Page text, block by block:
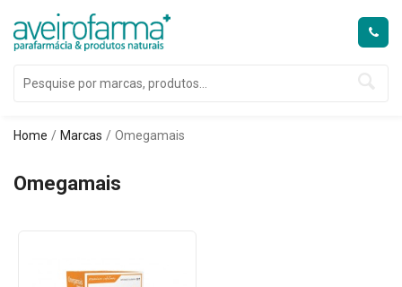
Home Marcas Omegamais
Omegamais